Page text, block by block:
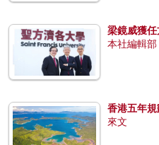
梁鏡威獲
本社編輯部
香港五年
來文